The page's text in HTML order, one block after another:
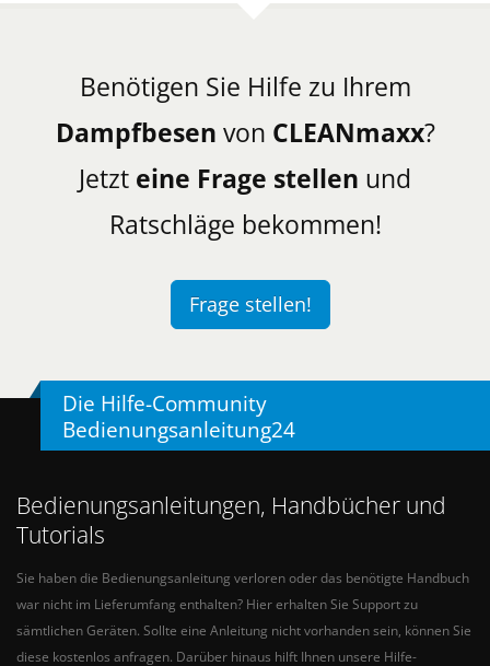
Benötigen Sie Hilfe zu Ihrem
Dampfbesen von CLEANmaxx?
Jetzt eine Frage stellen und
Ratschläge bekommen!
Frage stellen!
Die Hilfe-Community
Bedienungsanleitung24
Bedienungsanleitungen, Handbücher und
Tutorials
Sie haben die Bedienungsanleitung verloren oder das benötigte Handbuch
war nicht im Lieferumfang enthalten? Hier erhalten Sie Support zu
sämtlichen Geräten. Sollte eine Anleitung nicht vorhanden sein, können Sie
diese kostenlos anfragen. Darüber hinaus hilft Ihnen unsere Hilfe-